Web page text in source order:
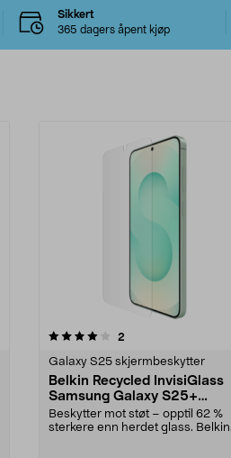
Sikkert
365 dagers åpent kjøp
2
Galaxy S25 skjermbeskytter
Belkin Recycled InvisiGlass
Samsung Galaxy S25+
skjermbeskytter
Beskytter mot støt – opptil 62 %
sterkere enn herdet glass. Belkin
4.0 av 5 stjerner